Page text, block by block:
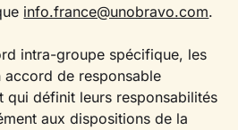
info.france@unobravo.com.
intra-groupe spécifique, les
accord de responsable
qui définit leurs responsabilités
aux dispositions de la